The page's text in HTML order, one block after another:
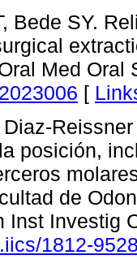
Bede SY.
Med Oral
[
posición,
de
Inst Investig
1812-